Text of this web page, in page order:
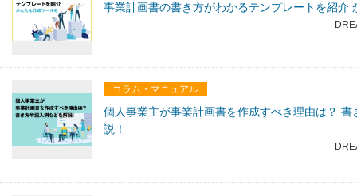
事業計画書の書き方がわかるテンプレートを紹介
コラム・マニュアル
個人事業主が事業計画書を作成すべき理由は？ 書
説！